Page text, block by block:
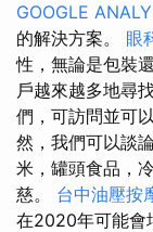
GOOGLE
的解決方案。 眼
性，無論是包裝
戶越來越多地尋
們，可訪問並可
然，我們可以談
米，罐頭食品，
慈。 台中油壓按
在2020年可能會